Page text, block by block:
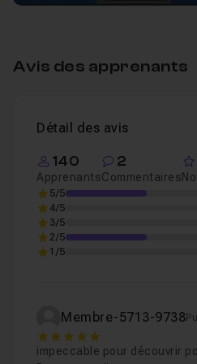
Chapitre 3 : Génération
Chapitre 4 : Génération
Chapitre 5 : Génération
Chapitre 6 : Conclusion
Avis des apprenants
Détail des avis
140
Apprenants
2
Commentaires
5/5
4/5
3/5
2/5
1/5
Membre-5713-9738
5
impeccable pour découvrir